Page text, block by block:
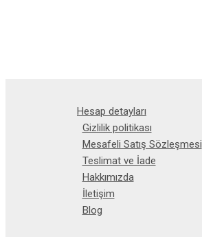
Hesap detayları
Gizlilik politikası
Mesafeli Satış Sözleşmesi
Teslimat ve İade
Hakkımızda
İletişim
Blog